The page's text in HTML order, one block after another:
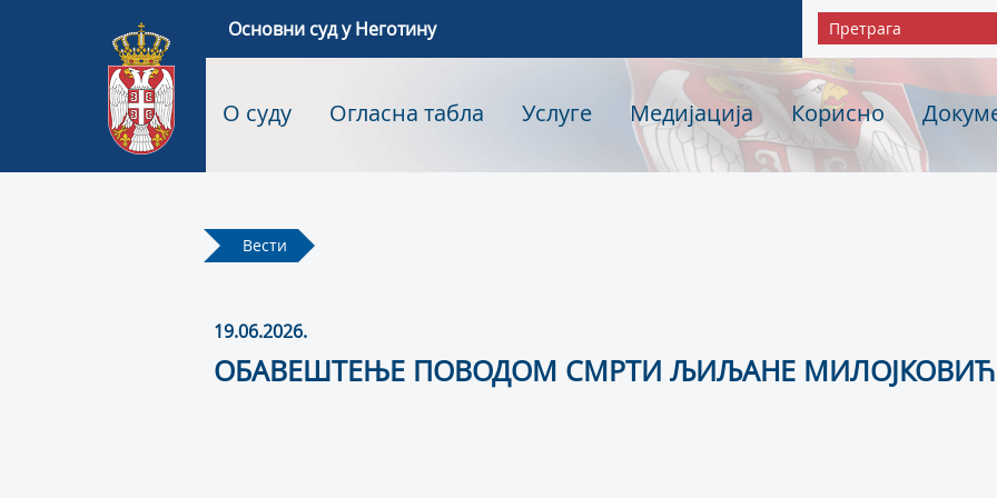
Основни суд у Неготину
О суду Огласна табла Услуге Медијација Корисно
Вести
19.06.2026.
ОБАВЕШТЕЊЕ ПОВОДОМ СМРТИ ЉИЉАНЕ МИЛОЈКОВИЋ